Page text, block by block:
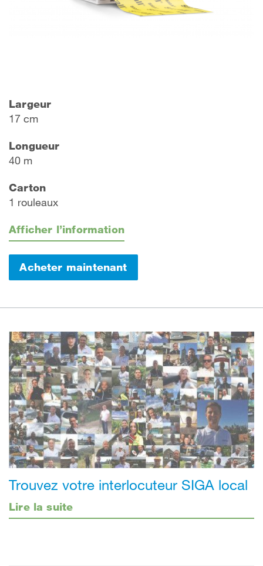
Largeur
17 cm
Longueur
40 m
Carton
1 rouleaux
Afficher l’information
Acheter maintenant
Trouvez votre interlocuteur SIGA local
Lire la suite